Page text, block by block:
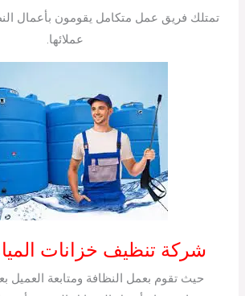
تمتلك فريق عمل متكامل يقومون بأعمال
عملائها.
شركة تنظيف خزانات
حيث تقوم بعمل النظافة ومتابعة العميل